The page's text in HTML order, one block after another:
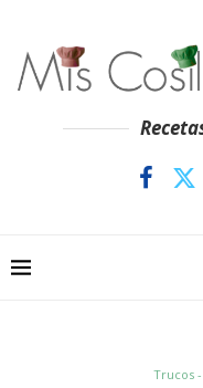
Trucos